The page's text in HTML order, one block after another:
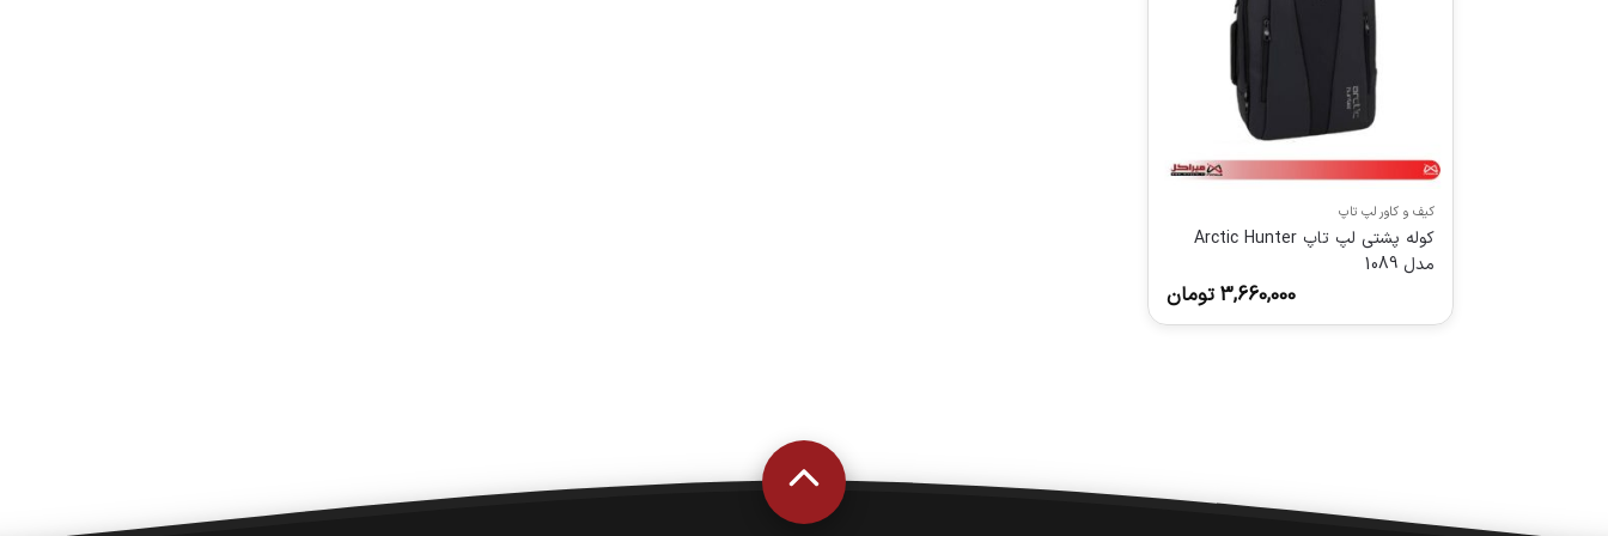
کیف و کاور لپ تاپ
کوله پشتی لپ تاپ Arctic Hunter
مدل 1089
3,660,000 تومان